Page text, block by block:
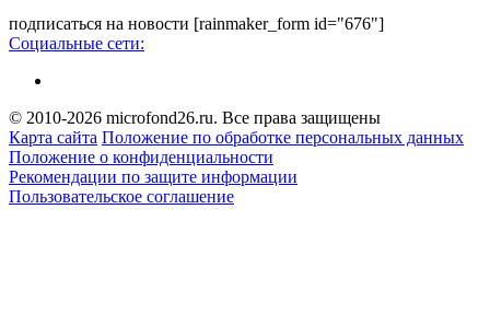
подписаться на новости [rainmaker_form id="676"]
Социальные сети:
© 2010-2026 microfond26.ru. Все права защищены
Карта сайта Положение по обработке персональных данных
Положение о конфиденциальности
Рекомендации по защите информации
Пользовательское соглашение